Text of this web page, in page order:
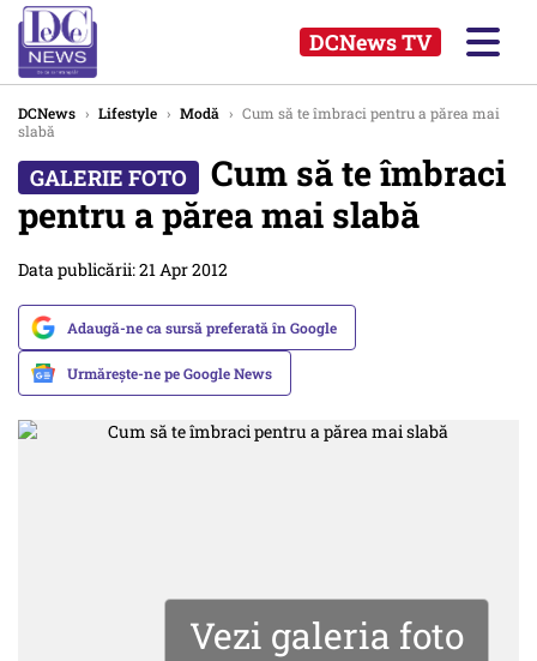
DCNews TV
DCNews › Lifestyle › Modă › Cum să te îmbraci pentru a părea mai
slabă
Cum să te îmbraci
pentru a părea mai slabă
Data publicării: 21 Apr 2012
Adaugă-ne ca sursă preferată în Google
Urmărește-ne pe Google News
Vezi galeria foto